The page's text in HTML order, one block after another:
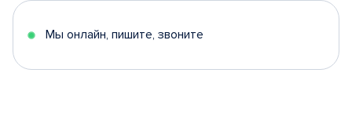
Мы онлайн, пишите, звоните